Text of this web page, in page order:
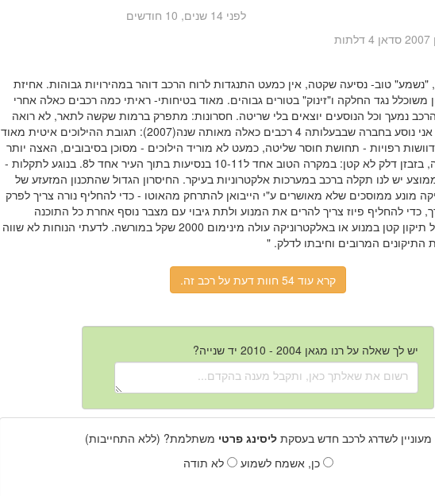
לפני 14 שנים, 10 חודשים
"נשמע" טוב- נסיעה שקטה, אין כמעט התנגדות לרוח הרכב דוהר במהירויות גבוהות. אחיזת
משוכלל נגד החלקה ו"זינוק" בטורים גבוהים. מאוד בטיחותי- ראיתי כמה רכבים כאלה אחרי
נמעך וכל הנוסעים יוצאים בלי שריטה. חסרונות: מתפרק ברמות שקשה לתאר, לא רואה
אור יום בלי מוסך. אני נוסע בחברה שבבעלותה 4 רכבים כאלה מאותה שנה(2007): תגובת ההילוכים איטית מאוד
רפויות - תחושת חוסר שליטה, כמעט לא מוריד הילוכים - מסוכן בסיבובים, האצה יותר
איטית מסוס ועגלה, בזבזן דלק לא קטן: במקרה הטוב אחד ל10-11 בנסיעות בתוך העיר אחד ל8. בנוגע לתקלות -
יש לנו תקלה ברכב במערכות אלקטרוניות בעיקר. החיסרון הגדול שהתכנון המזעזע של
מונע ממוסכים שלא מאושרים ע"י הייבואן להתרחק מהאוטו - כדי להחליף נורה צריך לפרק
כדי להחליף פיוז צריך להרים את המנוע ולתת גיבוי עם מצבר נוסף אחרת כל התוכנה
נמחקת. כמובן שכל תיקון קטן במנוע או באלקטרוניקה עולה מינימום 2000 שקל במורשה. לדעתי הנוחות לא שווה
המרובים וחיבתו לדלק. "
קרא עוד 54 חוות דעת על רכב זה.
יש לך שאלה על רנו מגאן 2004 - 2010 יד שנייה?
מעוניין לשדרג לרכב חדש בעסקתליסינג פרטי משתלמת? (ללא התחייבות)
כן, אשמח לשמוע
לא תודה